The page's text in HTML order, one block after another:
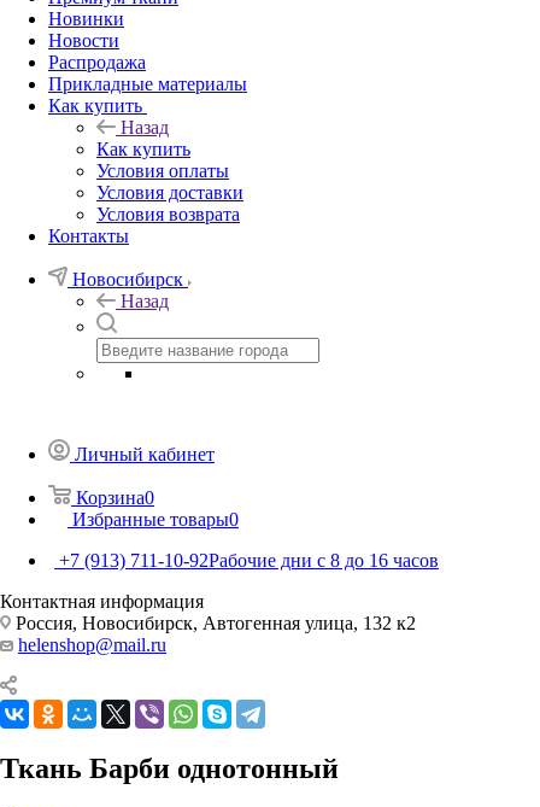
Новинки
Новости
Распродажа
Прикладные материалы
Как купить
Назад
Как купить
Условия оплаты
Условия доставки
Условия возврата
Контакты
Новосибирск
Назад
Личный кабинет
Корзина0
Избранные товары0
+7 (913) 711-10-92Рабочие дни с 8 до 16 часов
Контактная информация
Россия, Новосибирск, Автогенная улица, 132 к2
helenshop@mail.ru
Ткань Барби однотонный